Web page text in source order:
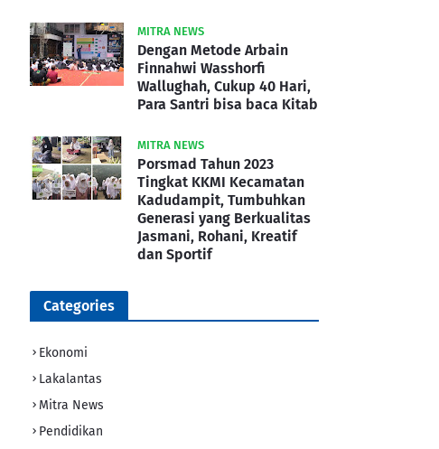
MITRA NEWS
Dengan Metode Arbain
Finnahwi Wasshorfi
Wallughah, Cukup 40 Hari,
Para Santri bisa baca Kitab
MITRA NEWS
Porsmad Tahun 2023
Tingkat KKMI Kecamatan
Kadudampit, Tumbuhkan
Generasi yang Berkualitas
Jasmani, Rohani, Kreatif
dan Sportif
Categories
Ekonomi
Lakalantas
Mitra News
Pendidikan